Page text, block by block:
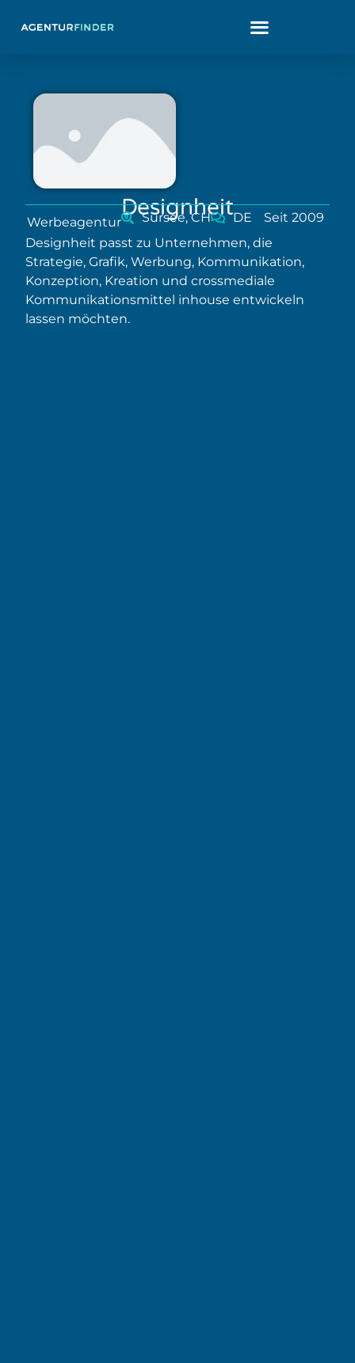
Designheit
Werbeagentur Sursee, CH DE
Seit 2009
Designheit passt zu Unternehmen, die
Strategie, Grafik, Werbung, Kommunikation,
Konzeption, Kreation und crossmediale
Kommunikationsmittel inhouse entwickeln
lassen möchten.